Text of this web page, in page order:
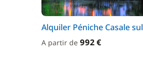
Alquiler Péniche Casale
A partir de 992 €